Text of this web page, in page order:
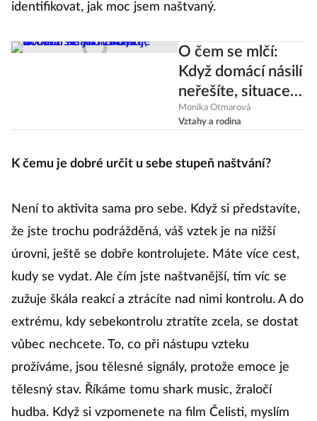
identifikovat, jak moc jsem naštvaný.
O čem se mlčí:
Když domácí násilí
neřešíte, situace
se jen zhoršuje
Monika Otmarová
Vztahy a rodina
K čemu je dobré určit u sebe stupeň naštvání?
Není to aktivita sama pro sebe. Když si představíte,
že jste trochu podrážděná, váš vztek je na nižší
úrovni, ještě se dobře kontrolujete. Máte více cest,
kudy se vydat. Ale čím jste naštvanější, tím víc se
zužuje škála reakcí a ztrácíte nad nimi kontrolu. A do
extrému, kdy sebekontrolu ztratíte zcela, se dostat
vůbec nechcete. To, co při nástupu vzteku
prožíváme, jsou tělesné signály, protože emoce je
tělesný stav. Říkáme tomu shark music, žraločí
hudba. Když si vzpomenete na film Čelisti, myslím